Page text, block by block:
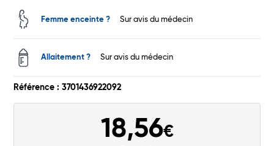
Femme enceinte ? Sur avis du médecin
Allaitement ? Sur avis du médecin
Référence : 3701436922092
18,56€